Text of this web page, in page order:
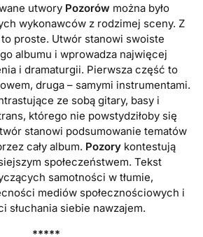
utwory Pozorów można było
wykonawców z rodzimej sceny. Z
to proste. Utwór stanowi swoiste
albumu i wprowadza najwięcej
i dramaturgii. Pierwsza część to
druga – samymi instrumentami.
ze sobą gitary, basy i
którego nie powstydziłoby się
stanowi podsumowanie tematów
cały album. Pozory kontestują
społeczeństwem. Tekst
samotności w tłumie,
mediów społecznościowych i
słuchania siebie nawzajem.
*****